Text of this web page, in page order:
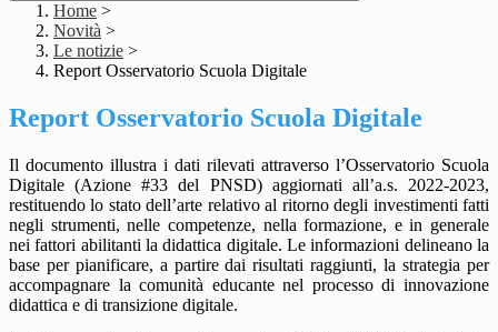
Home >
Novità >
Le notizie >
Report Osservatorio Scuola Digitale
Report Osservatorio Scuola Digitale
Il documento illustra i dati rilevati attraverso l’Osservatorio Scuola
Digitale (Azione #33 del PNSD) aggiornati all’a.s. 2022-2023,
restituendo lo stato dell’arte relativo al ritorno degli investimenti fatti
negli strumenti, nelle competenze, nella formazione, e in generale
nei fattori abilitanti la didattica digitale. Le informazioni delineano la
base per pianificare, a partire dai risultati raggiunti, la strategia per
accompagnare la comunità educante nel processo di innovazione
didattica e di transizione digitale.